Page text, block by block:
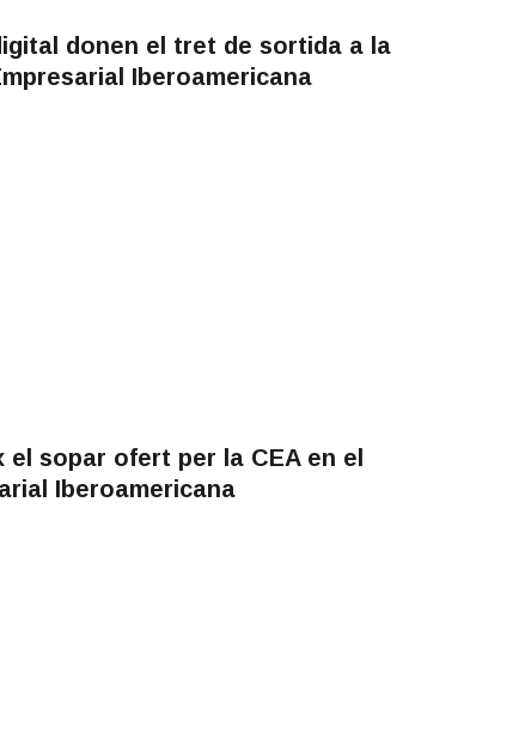
donen el tret de sortida a la
Iberoamericana
sopar ofert per la CEA en el
Iberoamericana